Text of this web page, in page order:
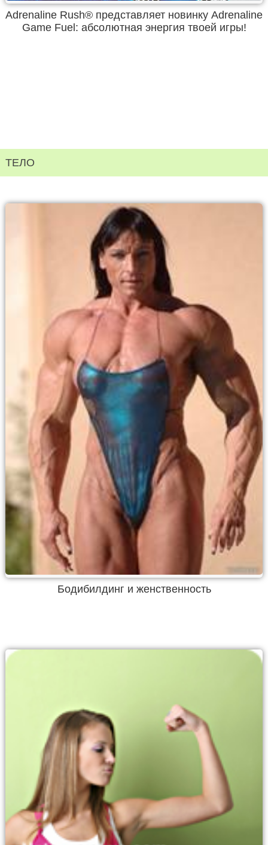
Adrenaline Rush® представляет новинку Adrenaline
Game Fuel: абсолютная энергия твоей игры!
ТЕЛО
Бодибилдинг и женственность